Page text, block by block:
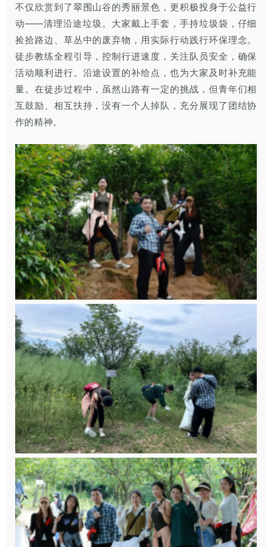
不仅欣赏到了翠围山谷的秀丽景色，更积极投身于公益行
动——清理沿途垃圾。大家戴上手套，手持垃圾袋，仔细
捡拾路边、草丛中的废弃物，用实际行动践行环保理念。
徒步教练全程引导，控制行进速度，关注队员安全，确保
活动顺利进行。沿途设置的补给点，也为大家及时补充能
量。在徒步过程中，虽然山路有一定的挑战，但青年们相
互鼓励、相互扶持，没有一个人掉队，充分展现了团结协
作的精神。